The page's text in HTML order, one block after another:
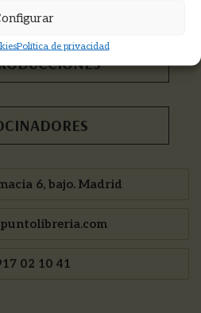
Política de privacidad
6, bajo. Madrid
02 10 41